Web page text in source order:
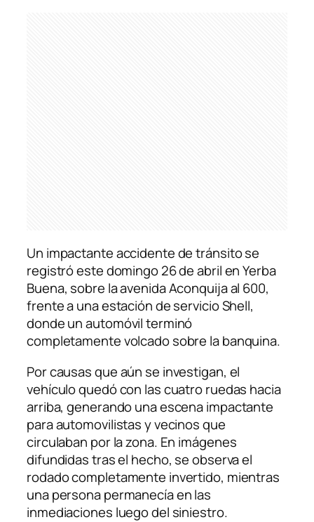
Un impactante accidente de tránsito se
registró este domingo 26 de abril en Yerba
Buena, sobre la avenida Aconquija al 600,
frente a una estación de servicio Shell,
donde un automóvil terminó
completamente volcado sobre la banquina.
Por causas que aún se investigan, el
vehículo quedó con las cuatro ruedas hacia
arriba, generando una escena impactante
para automovilistas y vecinos que
circulaban por la zona. En imágenes
difundidas tras el hecho, se observa el
rodado completamente invertido, mientras
una persona permanecía en las
inmediaciones luego del siniestro.